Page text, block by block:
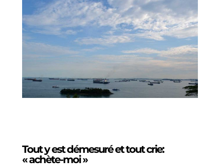
Tout y est démesuré et tout crie:
« achète-moi »